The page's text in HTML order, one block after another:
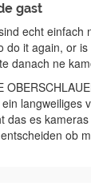
gast
echt einfach
do it again, or
danach ne
langweiliges
das es
ob